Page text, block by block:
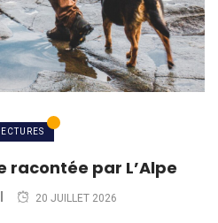
racontée par L’Alpe
20 JUILLET 2026